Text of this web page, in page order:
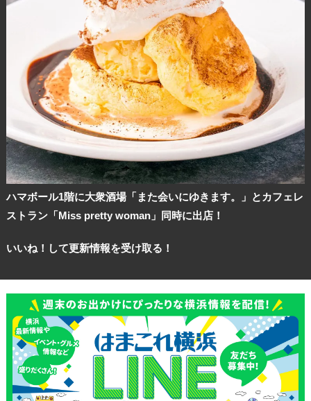
ハマボール1階に大衆酒場「また会いにゆきます。」とカフェレ
ストラン「Miss pretty woman」同時に出店！
いいね！して更新情報を受け取る！
ランキング
ブログ記事
サイトについて